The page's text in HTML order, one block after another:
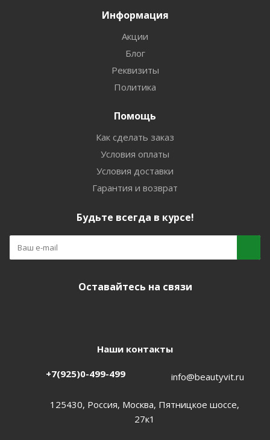
Информация
Акции
Блог
Реквизиты
Политика
Помощь
Как сделать заказ
Условия оплаты
Условия доставки
Гарантия и возврат
Будьте всегда в курсе!
Оставайтесь на связи
Наши контакты
+7(925)0-499-499 info@beautyvit.ru
125430, Россия, Москва, Пятницкое шоссе,
27к1